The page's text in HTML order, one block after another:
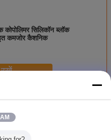
कोपोलिमर सिलिकॉन ब्लॉक
कमजोर कैशनिक
रखें